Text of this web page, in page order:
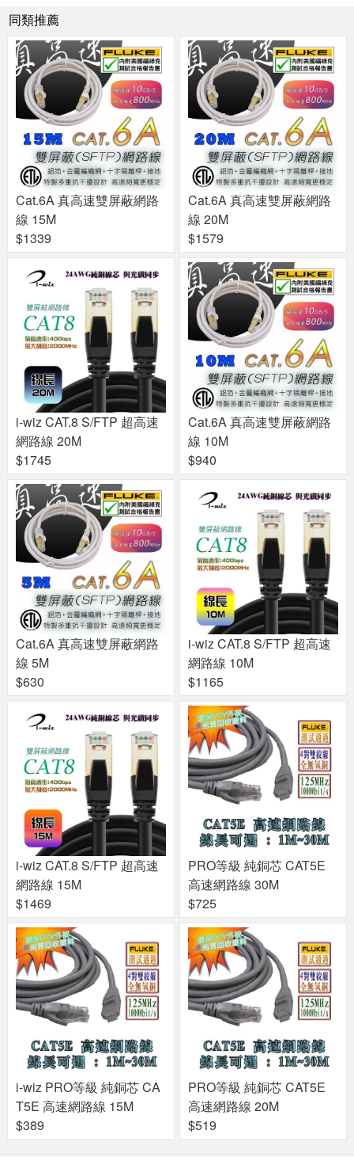
同類推薦
Cat.6A 真高速雙屏蔽網路
線 15M
$1339
Cat.6A 真高速雙屏蔽網路
線 20M
$1579
i-wiz CAT.8 S/FTP 超高速
網路線 20M
$1745
Cat.6A 真高速雙屏蔽網路
線 10M
$940
Cat.6A 真高速雙屏蔽網路
線 5M
$630
i-wiz CAT.8 S/FTP 超高速
網路線 10M
$1165
i-wiz CAT.8 S/FTP 超高速
網路線 15M
$1469
PRO等級 純銅芯 CAT5E
高速網路線 30M
$725
i-wiz PRO等級 純銅芯 CA
T5E 高速網路線 15M
$389
PRO等級 純銅芯 CAT5E
高速網路線 20M
$519